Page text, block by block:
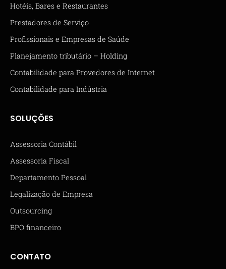
Hotéis, Bares e Restaurantes
Prestadores de Serviço
Profissionais e Empresas de Saúde
Planejamento tributário – Holding
Contabilidade para Provedores de Internet
Contabilidade para Indústria
SOLUÇÕES
Assessoria Contábil
Assessoria Fiscal
Departamento Pessoal
Legalização de Empresa
Outsourcing
BPO financeiro
CONTATO